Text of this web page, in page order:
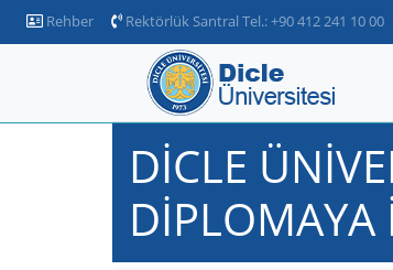
Rehber Rektörlük Santral Tel.: +90 412 241 10 00
DİCLE
DİPLOMAYA